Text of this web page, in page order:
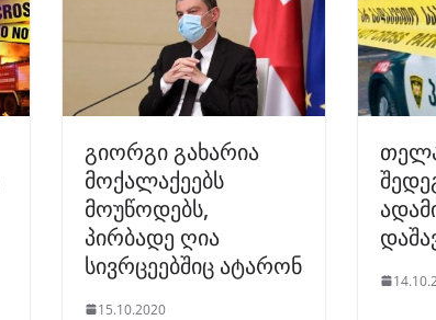
გიორგი გახარია
მოქალაქეებს
მოუწოდებს,
პირბადე ღია
სივრცეებშიც ატარონ
15.10.2020